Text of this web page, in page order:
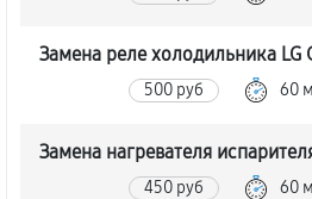
Замена реле холодильника LG
500 руб 60
Замена нагревателя
450 руб 60